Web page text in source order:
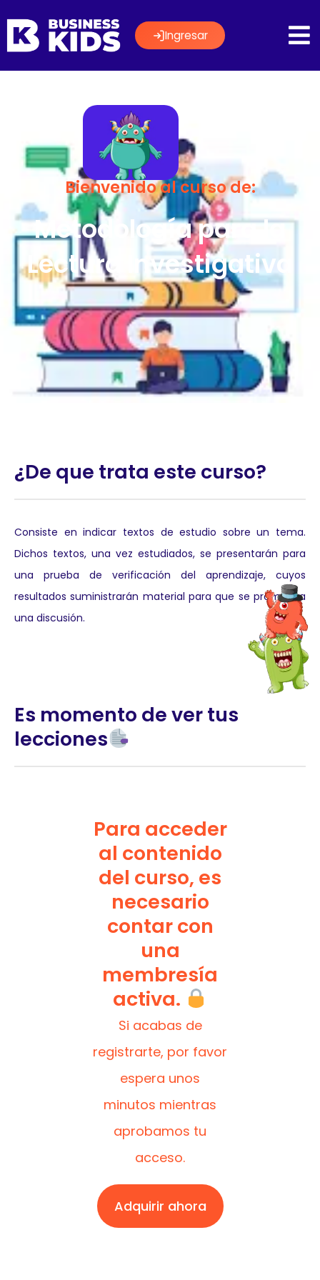
Ingresar
Bienvenido al curso de:
Metodología para la
Lectura Investigativa
¿De que trata este curso?
Consiste en indicar textos de estudio sobre un tema.
Dichos textos, una vez estudiados, se presentarán para
una prueba de verificación del aprendizaje, cuyos
resultados suministrarán material para que se promueva
una discusión.
Es momento de ver tus
lecciones
Para acceder
al contenido
del curso, es
necesario
contar con
una
membresía
activa.
Si acabas de
registrarte, por favor
espera unos
minutos mientras
aprobamos tu
acceso.
Adquirir ahora